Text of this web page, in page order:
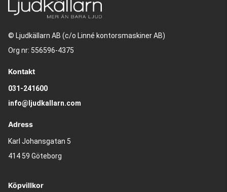
© Ljudkällarn AB (c/o Linné kontorsmaskiner AB)
Org nr: 556596-4375
Kontakt
031-241600
info@ljudkallarn.com
Adress
Karl Johansgatan 5
414 59 Göteborg
Köpvillkor